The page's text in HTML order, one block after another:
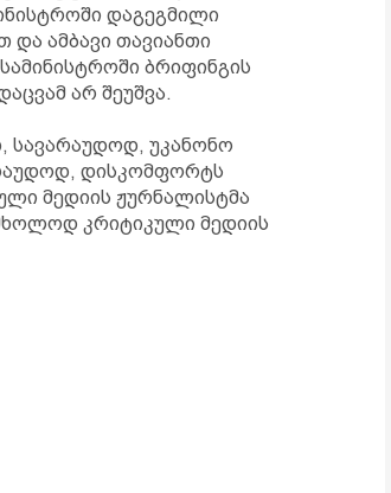
დაგეგმილი
და ამბავი თავიანთი
ბრიფინგის
არ შეუშვა.
სავარაუდოდ, უკანონო
დისკომფორტს
მედიის ჟურნალისტმა
კრიტიკული მედიის